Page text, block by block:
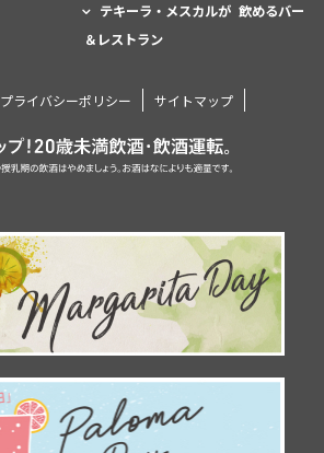
テキーラ・メスカルが 飲めるバー
＆レストラン
プライバシーポリシー サイトマップ